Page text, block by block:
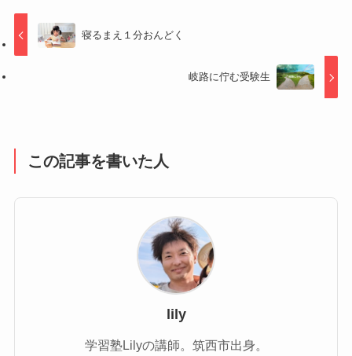
寝るまえ１分おんどく
岐路に佇む受験生
この記事を書いた人
lily
学習塾Lilyの講師。筑西市出身。